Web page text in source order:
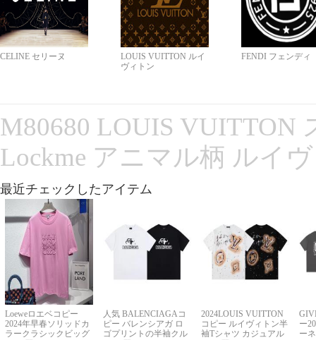
CELINE セリーヌ
LOUIS VUITTON ルイ
ヴィトン
FENDI フェンディ
M80680 LOUIS VUITTON
Lockme アニマル柄 ルイ
最近チェックしたアイテム
Loeweロエベコピー
2024年早春ソリッドカ
ラークラシックビッグ
人気 BALENCIAGAコ
ピー バレンシアガ ロ
ゴプリントの半袖クル
2024LOUIS VUITTON
コピー ルイヴィトン半
袖Tシャツ カジュアル
ー
ー